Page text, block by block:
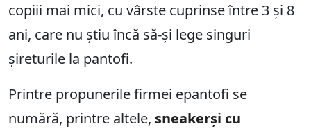
copiii mai mici, cu vârste cuprinse între 3 și 8
ani, care nu știu încă să-și lege singuri
șireturile la pantofi.
Printre propunerile firmei epantofi se
numără, printre altele, sneakerși cu